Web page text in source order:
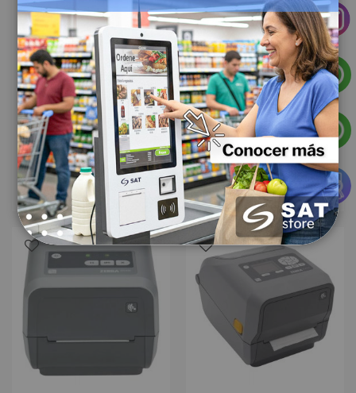
Sku: 10920
Impresora de Etiquetas Zebra ZD421 + Ethernet ZD4A042-301E00EZ
$2.293.082,40
Sku: 10296
Impresora de Etiquetas Zebra ZD421 + Wifi + Bluetooth + NFC ZD4A042-301W02EZ
$3.384.845,52